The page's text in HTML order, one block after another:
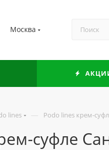
Москва
lines — Podo lines крем-
суфле